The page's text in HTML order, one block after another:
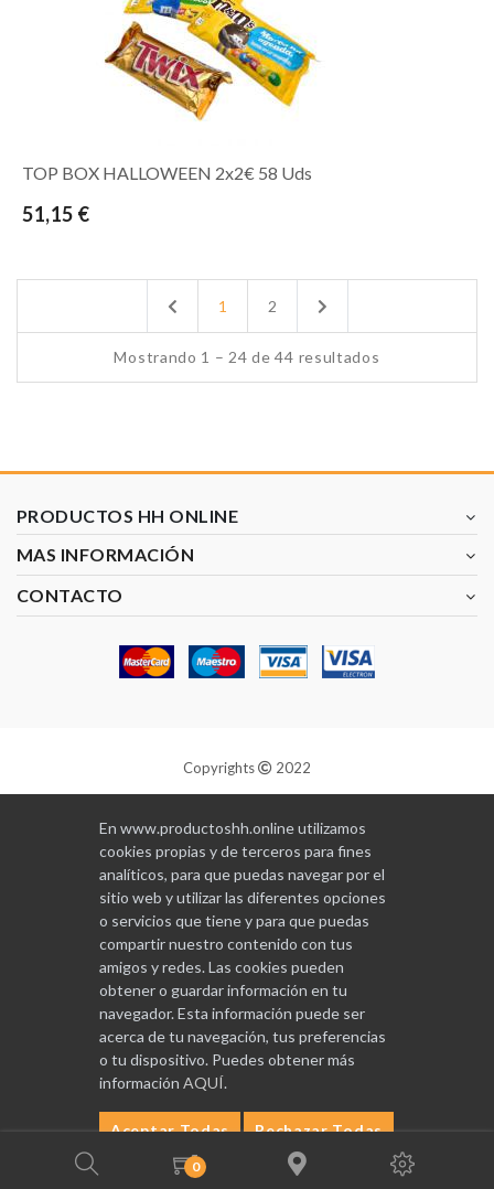
0
TOP BOX HALLOWEEN 2x2€ 58 Uds
51,15 €
Previous
1 2 Next
Mostrando 1 – 24 de 44 resultados
PRODUCTOS HH ONLINE
MAS INFORMACIÓN
CONTACTO
Copyrights 2022
Diseñado y programado porGABALA
En www.productoshh.online utilizamos
cookies propias y de terceros para fines
analíticos, para que puedas navegar por el
sitio web y utilizar las diferentes opciones
o servicios que tiene y para que puedas
compartir nuestro contenido con tus
amigos y redes. Las cookies pueden
obtener o guardar información en tu
navegador. Esta información puede ser
acerca de tu navegación, tus preferencias
o tu dispositivo. Puedes obtener más
información AQUÍ.
Aceptar Todas
Rechazar Todas
Configurar